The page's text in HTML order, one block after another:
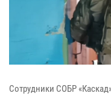
Сотрудники СОБР